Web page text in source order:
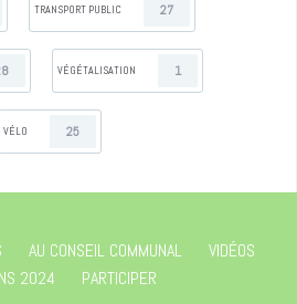
TRANSPORT PUBLIC 27
VÉGÉTALISATION 1
VÉLO 25
AU CONSEIL COMMUNAL
VIDÉOS
2024
PARTICIPER